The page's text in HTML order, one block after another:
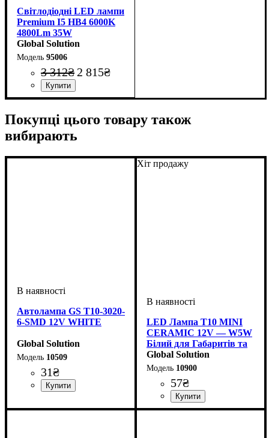
Світлодіодні LED лампи
Premium I5 HB4 6000K
4800Lm 35W
Global Solution
95006
3 312₴ 2 815₴
Цоколь лампи: HB4 (9006)
Тип світлодіодного елементу:
Напруга, V: 9-32V
Потужність, W: 35W
Світловий потік, LM:
Кольорова Температура:
Кількість в упаковці: 2 шт.
Покупці цього товару також
вибирають
Автолампа GS T10-3020-
6-SMD 12V WHITE
Global Solution
10509
31₴
Габаритні вогні
SMD
SMD
Хіт продажу
LED Лампа T10 MINI
CERAMIC 12V — W5W
Білий для Габаритів та
Салону
Global Solution
10900
57₴
Призначення лампи:
Колір:: Білий
Тип світлодіодного елементу
Кількість світлодіодів: 3
Напруга, V: 10-15V
Кількість в упаковці: 1 шт.